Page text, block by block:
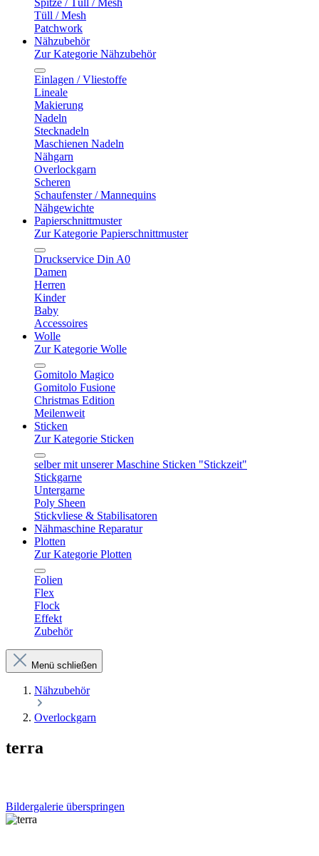
Spitze / Tüll / Mesh
Tüll / Mesh
Patchwork
Nähzubehör
Zur Kategorie Nähzubehör
Einlagen / Vliestoffe
Lineale
Makierung
Nadeln
Stecknadeln
Maschienen Nadeln
Nähgarn
Overlockgarn
Scheren
Schaufenster / Mannequins
Nähgewichte
Papierschnittmuster
Zur Kategorie Papierschnittmuster
Druckservice Din A0
Damen
Herren
Kinder
Baby
Accessoires
Wolle
Zur Kategorie Wolle
Gomitolo Magico
Gomitolo Fusione
Christmas Edition
Meilenweit
Sticken
Zur Kategorie Sticken
selber mit unserer Maschine Sticken "Stickzeit"
Stickgarne
Untergarne
Poly Sheen
Stickvliese & Stabilisatoren
Nähmaschine Reparatur
Plotten
Zur Kategorie Plotten
Folien
Flex
Flock
Effekt
Zubehör
Menü schließen
Nähzubehör
Overlockgarn
terra
Bildergalerie überspringen